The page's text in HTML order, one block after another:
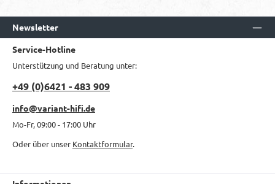
Newsletter
Service-Hotline
Unterstützung und Beratung unter:
+49 (0)6421 - 483 909
info@variant-hifi.de
Mo-Fr, 09:00 - 17:00 Uhr
Oder über unser Kontaktformular.